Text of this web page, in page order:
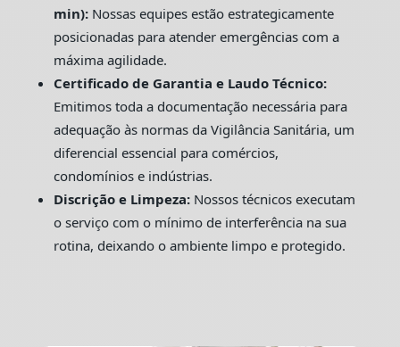
min):Nossas equipes estão estrategicamente
posicionadas para atender emergências com a
máxima agilidade.
Certificado de Garantia e Laudo Técnico:
Emitimos toda a documentação necessária para
adequação às normas da Vigilância Sanitária, um
diferencial essencial para comércios,
condomínios e indústrias.
Discrição e Limpeza:Nossos técnicos executam
o serviço com o mínimo de interferência na sua
rotina, deixando o ambiente limpo e protegido.